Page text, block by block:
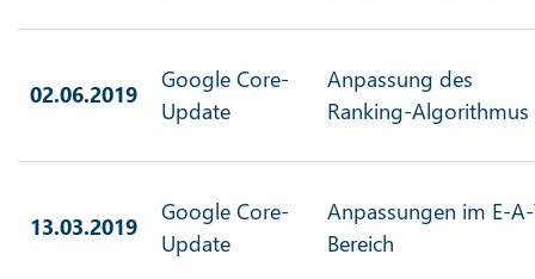
02.06.2019
Google Core-
Update
Anpassung des
Ranking-Algorithmus
13.03.2019
Google Core-
Update
Anpassungen im E-
Bereich